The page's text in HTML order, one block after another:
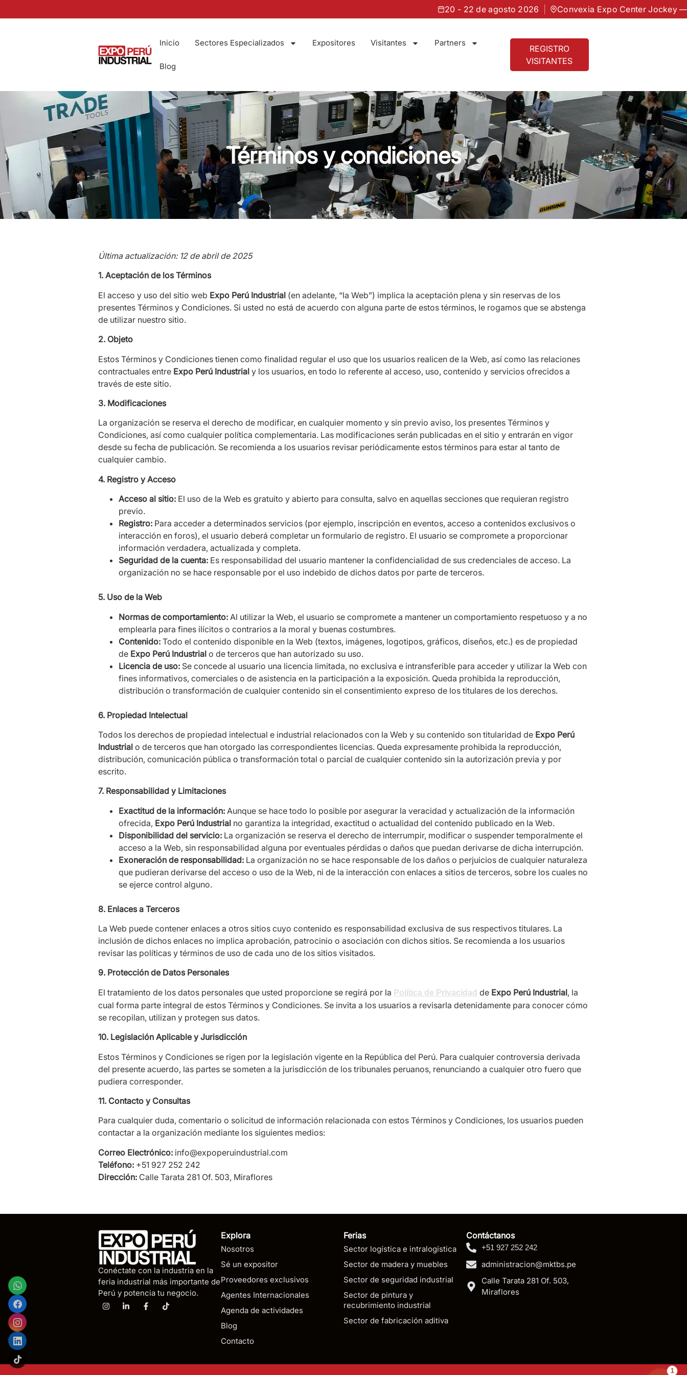
1
20 - 22 de agosto 2026 | Convexia Expo Center Jockey — Lima,
Inicio Sectores Especializados Expositores Visitantes Partners
Blog
REGISTRO
VISITANTES
Términos y condiciones
Última actualización: 12 de abril de 2025
1. Aceptación de los Términos
El acceso y uso del sitio web Expo Perú Industrial (en adelante, “la Web”) implica la aceptación plena y sin reservas de los
presentes Términos y Condiciones. Si usted no está de acuerdo con alguna parte de estos términos, le rogamos que se abstenga
de utilizar nuestro sitio.
2. Objeto
Estos Términos y Condiciones tienen como finalidad regular el uso que los usuarios realicen de la Web, así como las relaciones
contractuales entre Expo Perú Industrial y los usuarios, en todo lo referente al acceso, uso, contenido y servicios ofrecidos a
través de este sitio.
3. Modificaciones
La organización se reserva el derecho de modificar, en cualquier momento y sin previo aviso, los presentes Términos y
Condiciones, así como cualquier política complementaria. Las modificaciones serán publicadas en el sitio y entrarán en vigor
desde su fecha de publicación. Se recomienda a los usuarios revisar periódicamente estos términos para estar al tanto de
cualquier cambio.
4. Registro y Acceso
Acceso al sitio: El uso de la Web es gratuito y abierto para consulta, salvo en aquellas secciones que requieran registro
previo.
Registro: Para acceder a determinados servicios (por ejemplo, inscripción en eventos, acceso a contenidos exclusivos o
interacción en foros), el usuario deberá completar un formulario de registro. El usuario se compromete a proporcionar
información verdadera, actualizada y completa.
Seguridad de la cuenta: Es responsabilidad del usuario mantener la confidencialidad de sus credenciales de acceso. La
organización no se hace responsable por el uso indebido de dichos datos por parte de terceros.
5. Uso de la Web
Normas de comportamiento: Al utilizar la Web, el usuario se compromete a mantener un comportamiento respetuoso y a no
emplearla para fines ilícitos o contrarios a la moral y buenas costumbres.
Contenido: Todo el contenido disponible en la Web (textos, imágenes, logotipos, gráficos, diseños, etc.) es de propiedad
de Expo Perú Industrial o de terceros que han autorizado su uso.
Licencia de uso: Se concede al usuario una licencia limitada, no exclusiva e intransferible para acceder y utilizar la Web con
fines informativos, comerciales o de asistencia en la participación a la exposición. Queda prohibida la reproducción,
distribución o transformación de cualquier contenido sin el consentimiento expreso de los titulares de los derechos.
6. Propiedad Intelectual
Todos los derechos de propiedad intelectual e industrial relacionados con la Web y su contenido son titularidad de Expo Perú
Industrial o de terceros que han otorgado las correspondientes licencias. Queda expresamente prohibida la reproducción,
distribución, comunicación pública o transformación total o parcial de cualquier contenido sin la autorización previa y por
escrito.
7. Responsabilidad y Limitaciones
Exactitud de la información: Aunque se hace todo lo posible por asegurar la veracidad y actualización de la información
ofrecida, Expo Perú Industrial no garantiza la integridad, exactitud o actualidad del contenido publicado en la Web.
Disponibilidad del servicio: La organización se reserva el derecho de interrumpir, modificar o suspender temporalmente el
acceso a la Web, sin responsabilidad alguna por eventuales pérdidas o daños que puedan derivarse de dicha interrupción.
Exoneración de responsabilidad: La organización no se hace responsable de los daños o perjuicios de cualquier naturaleza
que pudieran derivarse del acceso o uso de la Web, ni de la interacción con enlaces a sitios de terceros, sobre los cuales no
se ejerce control alguno.
8. Enlaces a Terceros
La Web puede contener enlaces a otros sitios cuyo contenido es responsabilidad exclusiva de sus respectivos titulares. La
inclusión de dichos enlaces no implica aprobación, patrocinio o asociación con dichos sitios. Se recomienda a los usuarios
revisar las políticas y términos de uso de cada uno de los sitios visitados.
9. Protección de Datos Personales
El tratamiento de los datos personales que usted proporcione se regirá por la Política de Privacidad de Expo Perú Industrial, la
cual forma parte integral de estos Términos y Condiciones. Se invita a los usuarios a revisarla detenidamente para conocer cómo
se recopilan, utilizan y protegen sus datos.
10. Legislación Aplicable y Jurisdicción
Estos Términos y Condiciones se rigen por la legislación vigente en la República del Perú. Para cualquier controversia derivada
del presente acuerdo, las partes se someten a la jurisdicción de los tribunales peruanos, renunciando a cualquier otro fuero que
pudiera corresponder.
11. Contacto y Consultas
Para cualquier duda, comentario o solicitud de información relacionada con estos Términos y Condiciones, los usuarios pueden
contactar a la organización mediante los siguientes medios:
Correo Electrónico: info@expoperuindustrial.com
Teléfono: +51 927 252 242
Dirección: Calle Tarata 281 Of. 503, Miraflores
Conéctate con la industria en la
feria industrial más importante de
Perú y potencia tu negocio.
Explora
Nosotros
Sé un expositor
Proveedores exclusivos
Agentes Internacionales
Agenda de actividades
Blog
Contacto
Ferias
Sector logística e intralogística
Sector de madera y muebles
Sector de seguridad industrial
Sector de pintura y
recubrimiento industrial
Sector de fabricación aditiva
Contáctanos
+51 927 252 242
administracion@mktbs.pe
Calle Tarata 281 Of. 503,
Miraflores